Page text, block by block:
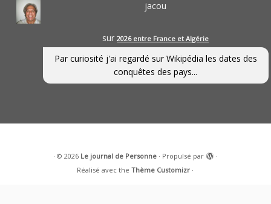
jacou
sur2026 entre France et Algérie
Par curiosité j'ai regardé sur Wikipédia les dates des
conquêtes des pays...
· © 2026 Le journal de Personne· Propulsé par
·
Réalisé avec theThème Customizr ·